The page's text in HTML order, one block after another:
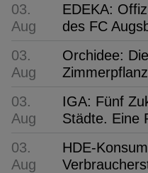
03.
Aug
EDEKA:
des FC
03.
Aug
Orchidee:
03.
Aug
IGA: Fünf
Städte. Eine
03.
Aug
HDE-